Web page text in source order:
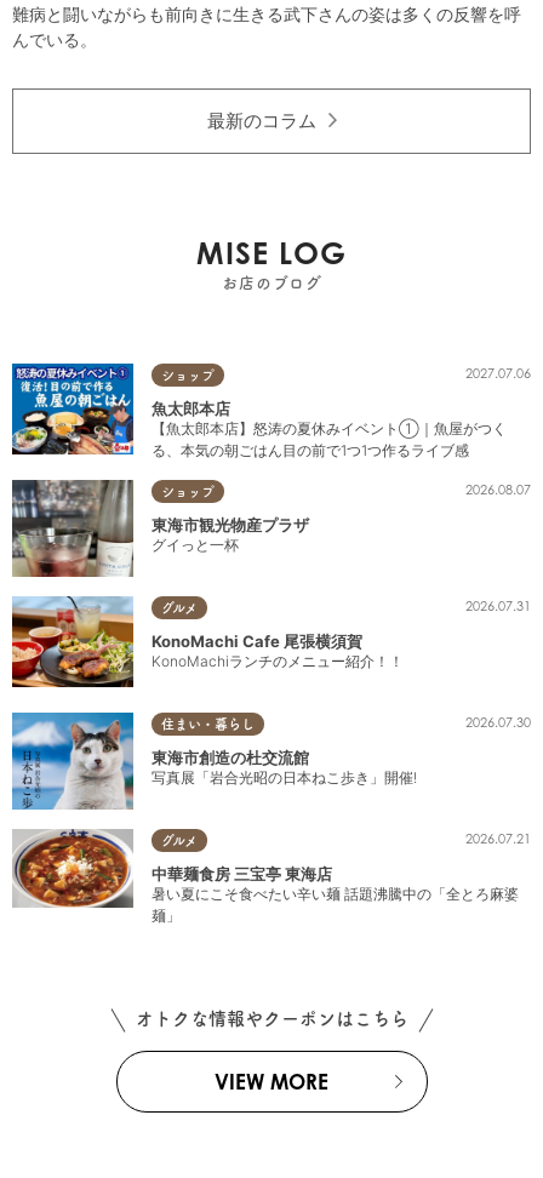
難病と闘いながらも前向きに生きる武下さんの姿は多くの反響を呼
んでいる。
最新のコラム
MISE LOG
お店のブログ
ショップ 2027.07.06
魚太郎本店
【魚太郎本店】怒涛の夏休みイベント①｜魚屋がつく
る、本気の朝ごはん目の前で1つ1つ作るライブ感
ショップ 2026.08.07
東海市観光物産プラザ
グイっと一杯
グルメ 2026.07.31
KonoMachi Cafe 尾張横須賀
KonoMachiランチのメニュー紹介！！
住まい・暮らし 2026.07.30
東海市創造の杜交流館
写真展「岩合光昭の日本ねこ歩き」開催!
グルメ 2026.07.21
中華麺食房 三宝亭 東海店
暑い夏にこそ食べたい辛い麺 話題沸騰中の「全とろ麻婆
麺」
オトクな情報やクーポンはこちら
VIEW MORE